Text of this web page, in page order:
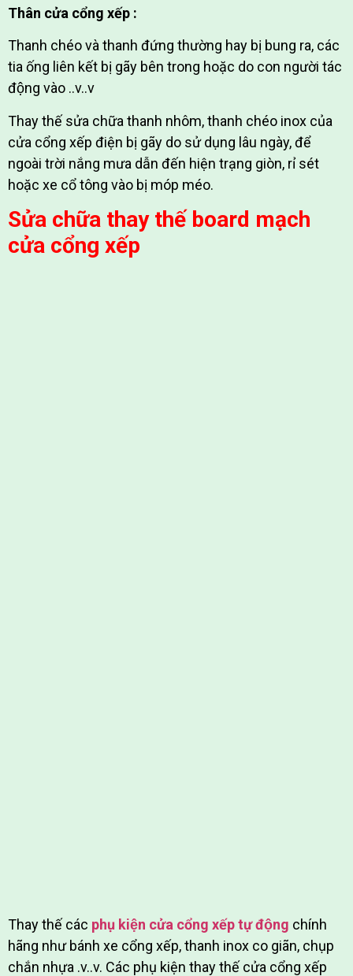
Thân cửa cổng xếp :
Thanh chéo và thanh đứng thường hay bị bung ra, các
tia ống liên kết bị gãy bên trong hoặc do con người tác
động vào ..v..v
Thay thế sửa chữa thanh nhôm, thanh chéo inox của
cửa cổng xếp điện bị gãy do sử dụng lâu ngày, để
ngoài trời nắng mưa dẫn đến hiện trạng giòn, rỉ sét
hoặc xe cổ tông vào bị móp méo.
Sửa chữa thay thế board mạch
cửa cổng xếp
Thay thế các phụ kiện cửa cổng xếp tự động chính
hãng như bánh xe cổng xếp, thanh inox co giãn, chụp
chắn nhựa .v..v. Các phụ kiện thay thế cửa cổng xếp